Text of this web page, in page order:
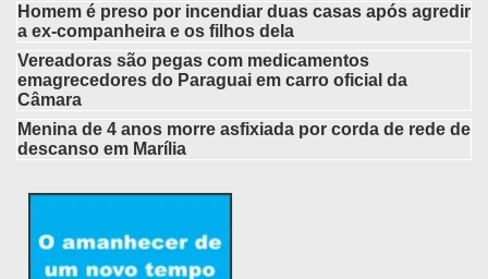
Homem é preso por incendiar duas casas após agredir
a ex-companheira e os filhos dela
Vereadoras são pegas com medicamentos
emagrecedores do Paraguai em carro oficial da
Câmara
Menina de 4 anos morre asfixiada por corda de rede de
descanso em Marília